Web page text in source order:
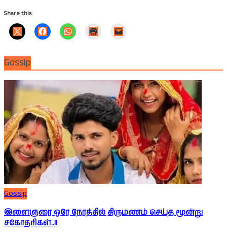
Share this:
Gossip
Gossip
இளைஞரை ஒரே நேரத்தில் திருமணம் செய்த மூன்று
சகோதரிகள்..!!